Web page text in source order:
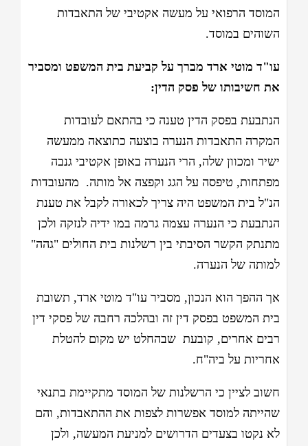
המוסד הרפואי על מעשה אקטיבי של התאבדות
השוהים במוסד.
עו"ד מוטי ארד מברך על קביעת בית המשפט ומסביר
את חשיבותו של פסק הדין:
הנתבעת בפסק הדין טענה כי בהתאם לעובדות
המקרה התאבדות הנערה בוצעה כתוצאה ממעשה
ישיר ומכוון שלה, הרי הנערה באופן אקטיבי גנבה
מפתחות, טיפסה על הגג וקפצה אל מותה. מהעובדות
הנ"ל בית המשפט היה צריך לכאורה לקבל את טענת
הנתבעת כי הנערה עצמה גרמה במו ידיה לנזקה ולכן
מתנתק הקשר הסיבתי בין רשלנות בית החולים "גהה"
למותה של הנערה.
אך ההפך הוא הנכון, מסביר עו"ד מוטי ארד, תשובת
בית המשפט בפסק דין זה ובהלכה רחבה של פסקי דין
רבים אחרים, קובעת שבהחלט יש מקום להטלת
אחריות על ביה"ח.
חשוב לציין כי הרשלנות של המוסד מתקיימת בתנאי
שהייתה למוסד אפשרות לצפות את ההתאבדות, והם
לא נקטו בצעדים הדרושים למניעת המעשה, ולכן